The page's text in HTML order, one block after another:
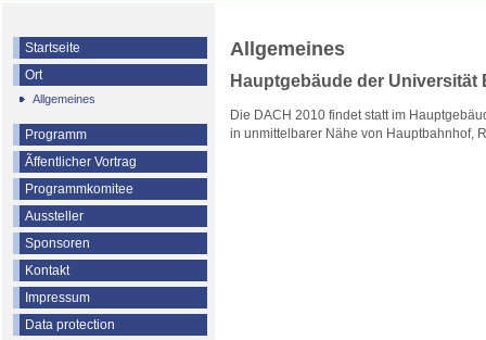
Startseite
Ort
Allgemeines
Programm
Ãffentlicher Vortrag
Programmkomitee
Aussteller
Sponsoren
Kontakt
Impressum
Data protection
Allgemeines
Hauptgebäude der Universität
Die DACH 2010 findet statt im
in unmittelbarer Nähe von Hauptbahnhof,